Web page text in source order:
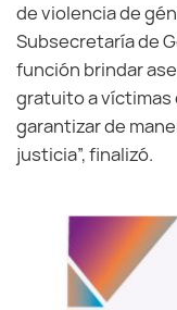
de violencia de
Subsecretaría de
función brindar
gratuito a víctimas
garantizar de
justicia”, finalizó.